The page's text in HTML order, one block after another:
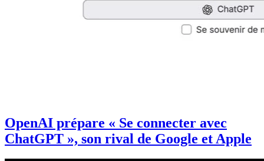
OpenAI prépare « Se connecter avec
ChatGPT », son rival de Google et Apple